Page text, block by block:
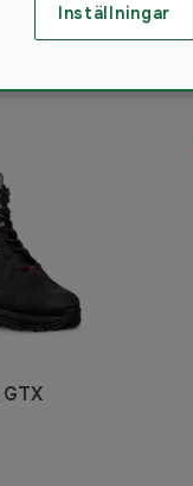
Inställningar